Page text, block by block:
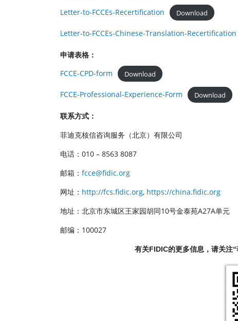
Letter-to-FCCEs-Recertification Download
Letter-to-FCCEs-Chinese-Translation-Recertification
申请表格：
FCCE-CPD-form Download
FCCE-Professional-Experience-Form Download
联系方式：
菲迪克核信咨询服务（北京）有限公司
电话：010 – 8563 8087
邮箱： fcce@fidic.org
网址： http://fcs.fidic.org, https://china.fidic.org
地址：北京市东城区王家园胡同10号金泰苑A27A单元
邮编：100027
有关FIDIC的更多信息，请关